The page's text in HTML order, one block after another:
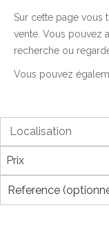
Sur cette page vous
vente. Vous pouvez
recherche ou
Vous pouvez
Localisation
Prix